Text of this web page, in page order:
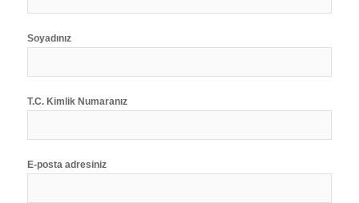
Soyadınız
T.C. Kimlik Numaranız
E-posta adresiniz